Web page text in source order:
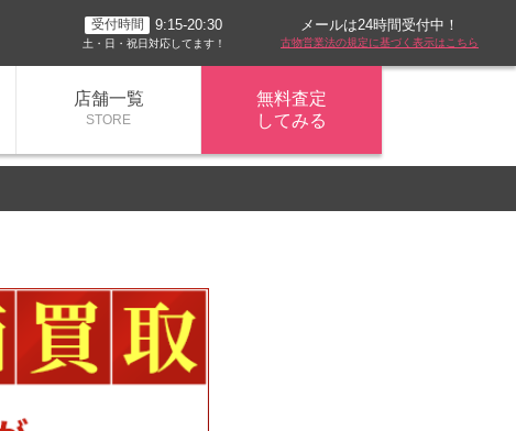
受付時間 9:15-20:30
土・日・祝日対応してます！
メールは24時間受付中！
古物営業法の規定に基づく表示はこちら
店舗一覧
STORE
無料査定
してみる